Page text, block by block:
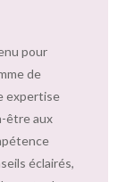
pour
de
expertise
être aux
éclairés,